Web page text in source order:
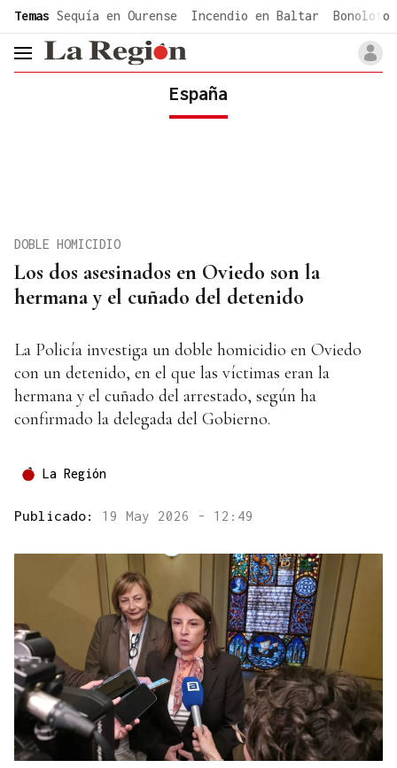
common.go-to-content
Temas Sequía en Ourense Incendio en Baltar Bonoloto
header.menu.open
España
Los dos asesinados en Oviedo son la
hermana y el cuñado del detenido
DOBLE HOMICIDIO
La Policía investiga un doble homicidio en Oviedo
con un detenido, en el que las víctimas eran la
hermana y el cuñado del arrestado, según ha
confirmado la delegada del Gobierno.
La Región
Publicado: 19 May 2026 - 12:49